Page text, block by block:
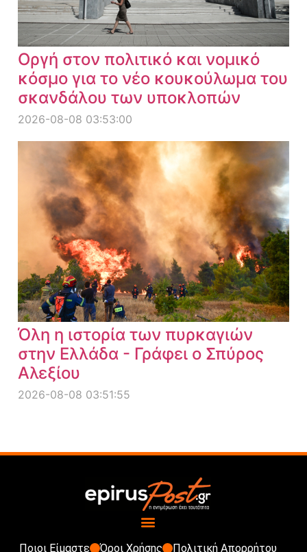
Οργή στον πολιτικό και νομικό
κόσμο για το νέο κουκούλωμα του
σκανδάλου των υποκλοπών
2026-08-08 03:53:00
Όλη η ιστορία των πυρκαγιών
στην Ελλάδα - Γράφει ο Σπύρος
Αλεξίου
2026-08-08 03:51:55
Ποιοι Είμαστε Όροι Χρήσης Πολιτική Απορρήτου